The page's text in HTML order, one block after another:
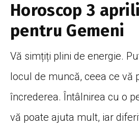
Horoscop 3
pentru Gemeni
Vă simțiți plini de energie.
locul de muncă, ceea ce vă
încrederea. Întâlnirea cu o
vă poate ajuta mult, iar